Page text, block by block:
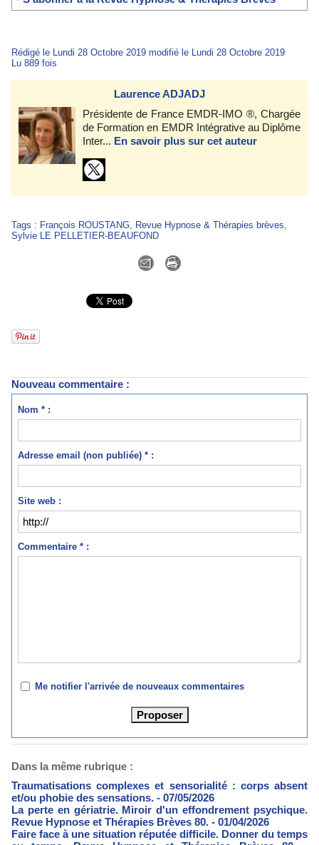
Rédigé le Lundi 28 Octobre 2019 modifié le Lundi 28 Octobre 2019
Lu 889 fois
Laurence ADJADJ
Présidente de France EMDR-IMO ®, Chargée
de Formation en EMDR Intégrative au Diplôme
Inter... En savoir plus sur cet auteur
Tags : François ROUSTANG Revue Hypnose & Thérapies brèves
Sylvie LE PELLETIER-BEAUFOND
Nouveau commentaire :
Nom * :
Adresse email (non publiée) * :
Site web :
Commentaire * :
Me notifier l'arrivée de nouveaux commentaires
Dans la même rubrique :
Traumatisations complexes et sensorialité : corps absent
et/ou phobie des sensations. - 07/05/2026
La perte en gériatrie. Miroir d'un effondrement psychique.
Revue Hypnose et Thérapies Brèves 80. - 01/04/2026
Faire face à une situation réputée difficile. Donner du temps